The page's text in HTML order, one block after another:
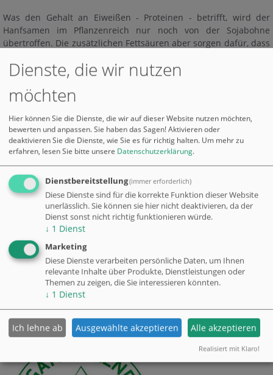
Was den Gehalt an Eiweißen - Proteinen - betrifft, wird der
Hanfsamen im Pflanzenreich nur noch von der Sojabohne
übertroffen. Die zusätzlichen Fettsäuren aber sorgen dafür, dass
von Hanfsamen messen kann. "Die Verwendung von Cannabis",
so stellen die Mediziner William Eidleman und Lee Hamilton von
der Universität von Kalifornien 1991 fest, "verspricht uns
Ernährungsprobleme der Welt im Handumdrehen zu lösen."
Extrakte von Hanfsamen können wie Soja unterschiedlich
weiterverarbeitet werden, von Hanf-Tofu bis zu Aufstrichpasten
und Brotbelägen; gemahlene oder geschrotete Hanfsamen
werden wie gewöhnliches Mehl verwendet; frische Hanf-
Sprossen oder auch geschälte Hanfsamen, wie sie seit einiger
Zeit wieder auf dem Markt sind, zählen zum absolut Besten, was
dieser Planet für Gaumen und Magen zu bieten hat.
HempAgeAG
Mitgliedschaften / Zertifizierungen
Dienste, die wir nutzen
möchten
Hier können Sie die Dienste, die wir auf dieser Website nutzen möchten,
bewerten und anpassen. Sie haben das Sagen! Aktivieren oder
deaktivieren Sie die Dienste, wie Sie es für richtig halten. Um mehr zu
erfahren, lesen Sie bitte unsere Datenschutzerklärung.
Dienstbereitstellung(immer erforderlich)
Diese Dienste sind für die korrekte Funktion dieser Website
unerlässlich. Sie können sie hier nicht deaktivieren, da der
Dienst sonst nicht richtig funktionieren würde.
↓ 1 Dienst
Marketing
Diese Dienste verarbeiten persönliche Daten, um Ihnen
relevante Inhalte über Produkte, Dienstleistungen oder
Themen zu zeigen, die Sie interessieren könnten.
↓ 1 Dienst
Ich lehne ab Ausgewählte akzeptieren Alle akzeptieren
Realisiert mit Klaro!